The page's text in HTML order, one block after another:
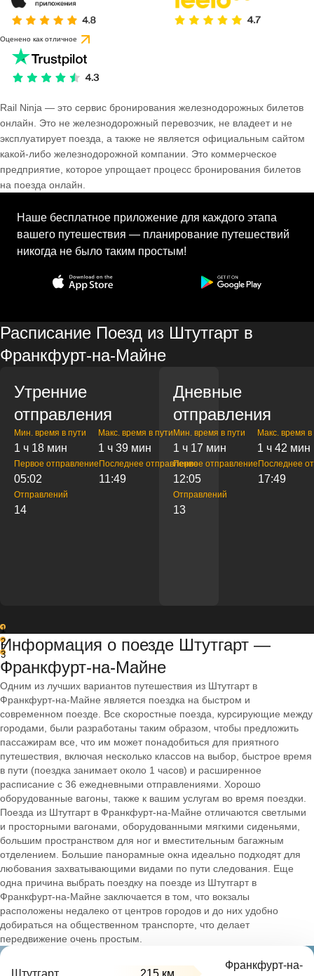
Оценено как отличное
Rail Ninja — это сервис бронирования железнодорожных билетов
онлайн. Это не железнодорожный перевозчик, не владеет и не
эксплуатирует поезда, а также не является официальным сайтом
какой-либо железнодорожной компании. Это коммерческое
предприятие, которое упрощает процесс бронирования билетов
на поезда онлайн.
Наше бесплатное приложение для каждого этапа
вашего путешествия — планирование путешествий
никогда не было таким простым!
Расписание Поезд из Штутгарт в
Франкфурт-на-Майне
Утренние
отправления
Мин. время в пути
1 ч 18 мин
Макс. время в пути
1 ч 39 мин
Первое отправление
05:02
Последнее отправление
11:49
Отправлений
14
Дневные
отправления
Мин. время в пути
1 ч 17 мин
Макс. время в
1 ч 42 мин
Первое отправление
12:05
Последнее
17:49
Отправлений
13
1
2
3
Информация о поезде Штутгарт —
Франкфурт-на-Майне
Одним из лучших вариантов путешествия из Штутгарт в
Франкфурт-на-Майне является поездка на быстром и
современном поезде. Все скоростные поезда, курсирующие между
городами, были разработаны таким образом, чтобы предложить
пассажирам все, что им может понадобиться для приятного
путешествия, включая несколько классов на выбор, быстрое время
в пути (поездка занимает около 1 часов) и расширенное
расписание с 36 ежедневными отправлениями. Хорошо
оборудованные вагоны, также к вашим услугам во время поездки.
Поезда из Штутгарт в Франкфурт-на-Майне отличаются светлыми
и просторными вагонами, оборудованными мягкими сиденьями,
большим пространством для ног и вместительным багажным
отделением. Большие панорамные окна идеально подходят для
любования захватывающими видами по пути следования. Еще
одна причина выбрать поездку на поезде из Штутгарт в
Франкфурт-на-Майне заключается в том, что вокзалы
расположены недалеко от центров городов и до них удобно
добираться на общественном транспорте, что делает
передвижение очень простым.
Штутгарт 215 км
Франкфурт-на-